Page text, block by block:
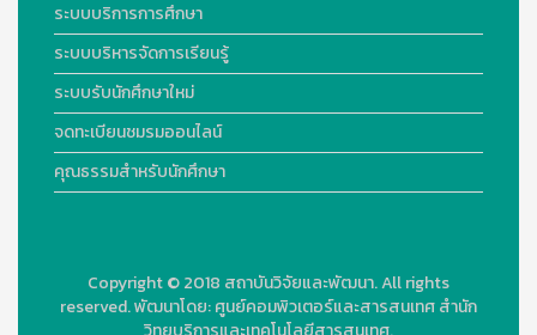
ระบบบริการการศึกษา
ระบบบริหารจัดการเรียนรู้
ระบบรับนักศึกษาใหม่
จดทะเบียนชมรมออนไลน์
คุณธรรมสำหรับนักศึกษา
Copyright © 2018 สถาบันวิจัยและพัฒนา. All rights
reserved.พัฒนาโดย:ศูนย์คอมพิวเตอร์และสารสนเทศ สำนัก